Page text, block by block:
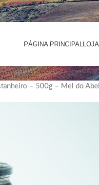
PÁGINA PRINCIPAL LOJA
– 500g – Mel do Abel